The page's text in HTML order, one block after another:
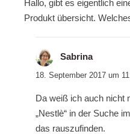
Hallo, gibt es eigentlich
Produkt übersicht.
Sabrina
18. September 2017 um
Da weiß ich auch nicht
„Nestlè“ in der Suche
das rauszufinden.